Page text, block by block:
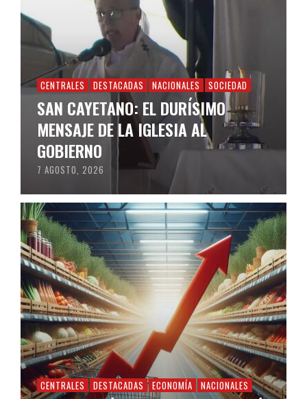
CENTRALES DESTACADAS NACIONALES SOCIEDAD
SAN CAYETANO: EL DURÍSIMO
MENSAJE DE LA IGLESIA AL
GOBIERNO
7 AGOSTO, 2026
CENTRALES DESTACADAS ECONOMÍA NACIONALES